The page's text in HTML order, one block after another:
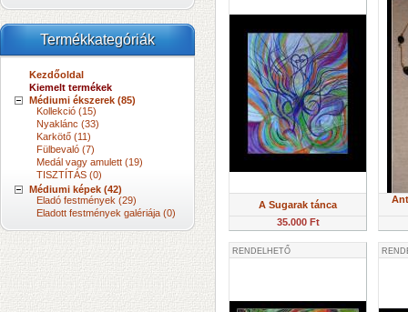
Termékkategóriák
Kezdőoldal
Kiemelt termékek
Médiumi ékszerek (85)
Kollekció (15)
Nyaklánc (33)
Karkötő (11)
Fülbevaló (7)
Medál vagy amulett (19)
TISZTÍTÁS (0)
Médiumi képek (42)
Eladó festmények (29)
Eladott festmények galériája (0)
A Sugarak tánca
35.000 Ft
RENDELHETŐ